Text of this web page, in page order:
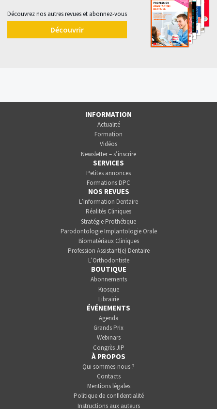
Découvrez nos autres revues et abonnez-vous
Découvrir
INFORMATION
Actualité
Formation
Vidéos
Newsletter – s’inscrire
SERVICES
Petites annonces
Formations DPC
NOS REVUES
L’Information Dentaire
Réalités Cliniques
Stratégie Prothétique
Parodontologie Implantologie Orale
Biomatériaux Cliniques
Profession Assistant(e) Dentaire
L’Orthodontiste
BOUTIQUE
Abonnements
Kiosque
Librairie
ÉVÉNEMENTS
Agenda
Grands Prix
Webinars
Congrès JIP
À PROPOS
Qui sommes-nous ?
Contacts
Mentions légales
Politique de confidentialité
Instructions aux auteurs